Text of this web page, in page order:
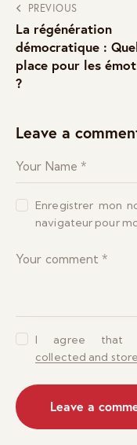
PREVIOUS
La régénération
démocratique :
place pour les
?
Leave a
Enregistrer mon
navigateur pour
I agree that
collected and